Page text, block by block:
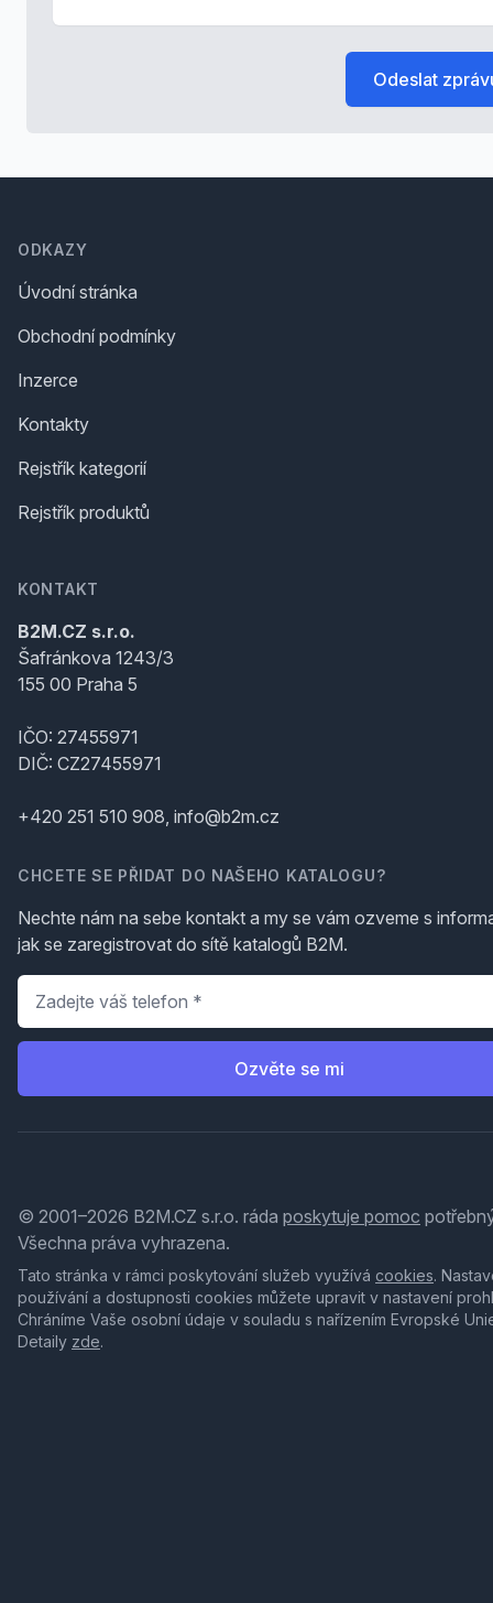
Odeslat
ODKAZY
Úvodní stránka
Obchodní podmínky
Inzerce
Kontakty
Rejstřík kategorií
Rejstřík produktů
KONTAKT
B2M.CZ s.r.o.
Šafránkova 1243/3
155 00 Praha 5
IČO: 27455971
DIČ: CZ27455971
+420 251 510 908, info@b2m.cz
CHCETE SE PŘIDAT DO NAŠEHO KATALOGU?
Nechte nám na sebe kontakt a my se vám ozveme s
jak se zaregistrovat do sítě katalogů B2M.
Telefon
Ozvěte se mi
© 2001–2026 B2M.CZ s.r.o. ráda poskytuje pomoc
Všechna práva vyhrazena.
Tato stránka v rámci poskytování služeb využívá cookies.
používání a dostupnosti cookies můžete upravit v nastavení
Chráníme Vaše osobní údaje v souladu s nařízením Evropské
Detaily zde.